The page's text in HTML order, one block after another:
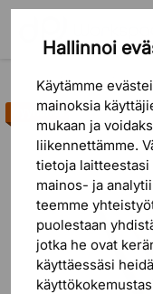
Hallinnoi
Käytämme
mainoksia
mukaan ja
liikennettämme.
tietoja laitteestasi
mainos- ja
teemme
puolestaan
jotka he ovat
käyttäessäsi
Myyntihitti